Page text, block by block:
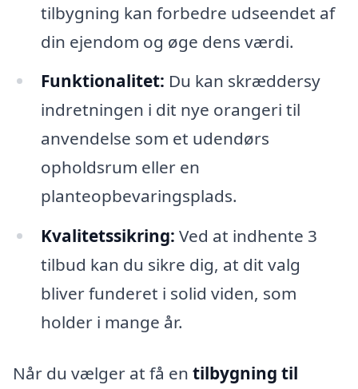
tilbygning kan forbedre udseendet af
din ejendom og øge dens værdi.
Funktionalitet: Du kan skræddersy
indretningen i dit nye orangeri til
anvendelse som et udendørs
opholdsrum eller en
planteopbevaringsplads.
Kvalitetssikring: Ved at indhente 3
tilbud kan du sikre dig, at dit valg
bliver funderet i solid viden, som
holder i mange år.
Når du vælger at få en tilbygning til